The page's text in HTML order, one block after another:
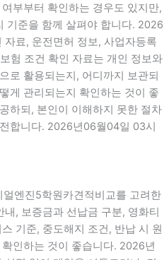
부부터 확인하는 경우도 있지만,
기준을 함께 살펴야 합니다. 2026
료, 운전면허 정보, 사업자등록
험 조건 확인 자료는 개인 정보와
로 활용되는지, 어디까지 보관되
게 관리되는지 확인하는 것이 좋
하되, 본인이 이해하지 못한 절차
합니다. 2026년06월04일 03시
엔진5학원카견적비교를 고려한
, 보증금과 선납금 구분, 영화티
기준, 중도해지 조건, 반납 시 원
인하는 것이 좋습니다. 2026년